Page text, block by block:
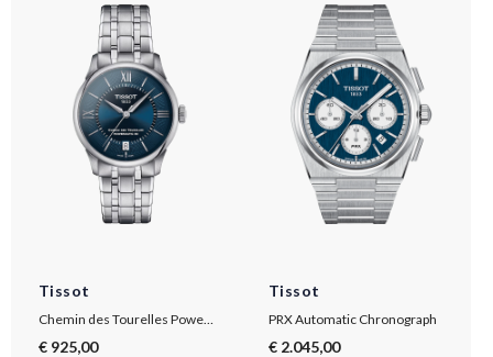
Tissot
€ 925,00
Tissot
PRX Automatic Chronograph
€ 2.045,00